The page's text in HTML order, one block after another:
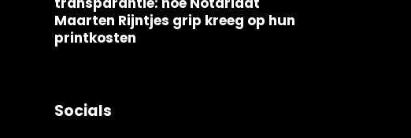
Maarten Rijntjes grip kreeg op hun
printkosten
Socials